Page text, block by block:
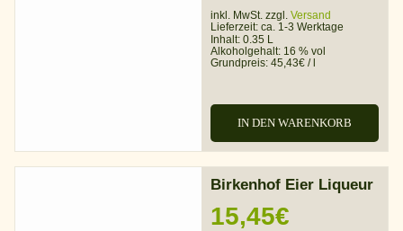
inkl. MwSt. zzgl. Versand
Lieferzeit: ca. 1-3 Werktage
Inhalt: 0.35 L
Alkoholgehalt: 16 % vol
Grundpreis: 45,43€ /
IN DEN WARENKORB
Birkenhof Eier Liqueur
15,45€